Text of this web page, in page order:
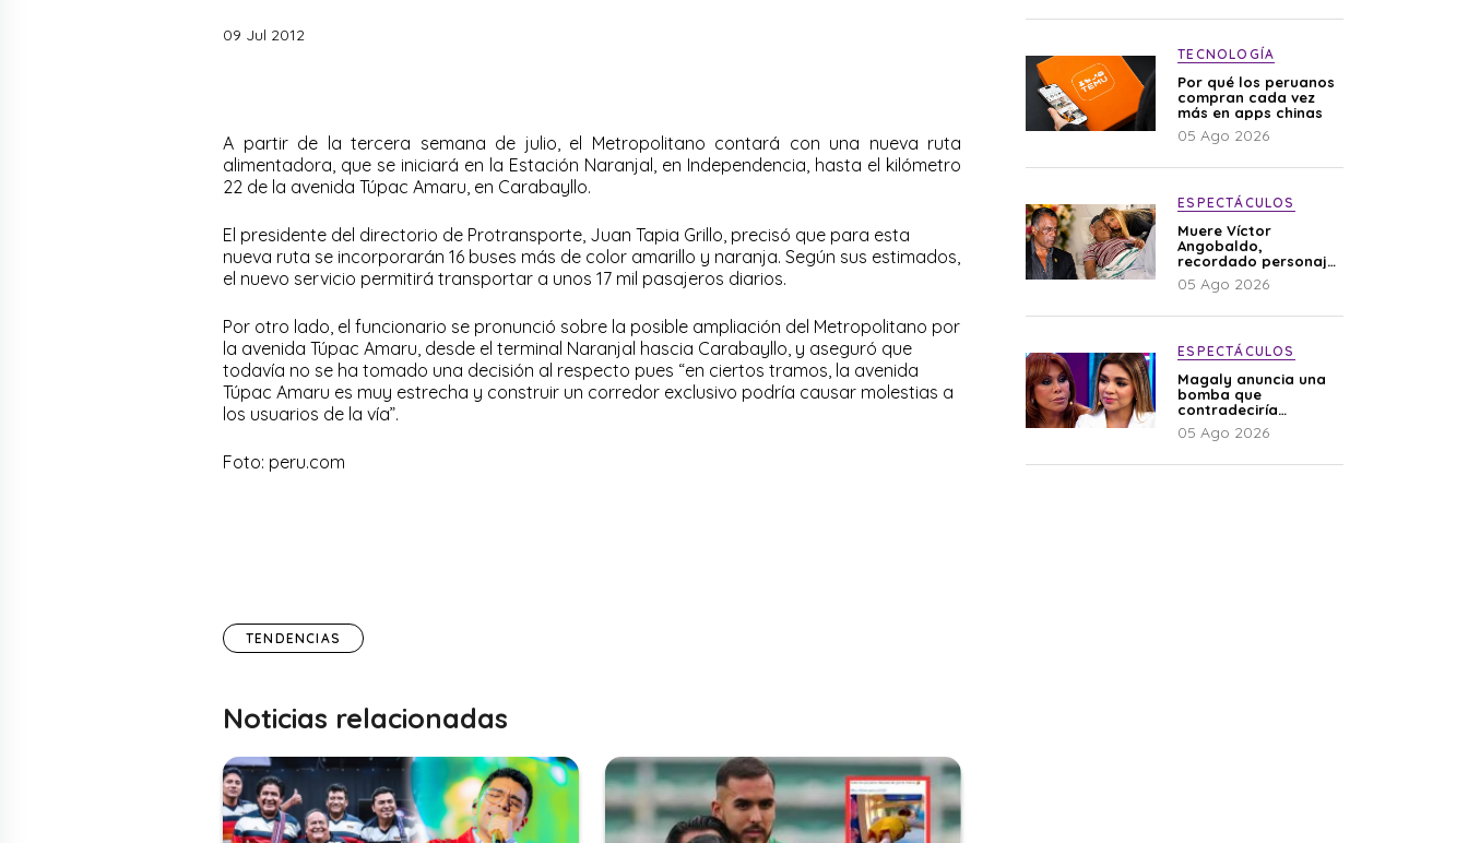
09 Jul 2012
A partir de la tercera semana de julio, el Metropolitano contará con una nueva ruta
alimentadora, que se iniciará en la Estación Naranjal, en Independencia, hasta el kilómetro
22 de la avenida Túpac Amaru, en Carabayllo.
El presidente del directorio de Protransporte, Juan Tapia Grillo, precisó que para esta
nueva ruta se incorporarán 16 buses más de color amarillo y naranja. Según sus estimados,
el nuevo servicio permitirá transportar a unos 17 mil pasajeros diarios.
Por otro lado, el funcionario se pronunció sobre la posible ampliación del Metropolitano por
la avenida Túpac Amaru, desde el terminal Naranjal hascia Carabayllo, y aseguró que
todavía no se ha tomado una decisión al respecto pues “en ciertos tramos, la avenida
Túpac Amaru es muy estrecha y construir un corredor exclusivo podría causar molestias a
los usuarios de la vía”.
Foto: peru.com
TENDENCIAS
Noticias relacionadas
TECNOLOGÍA
Por qué los peruanos
compran cada vez
más en apps chinas
05 Ago 2026
ESPECTÁCULOS
Muere Víctor
Angobaldo,
recordado personaje
de la farándula y
expareja de Shirley
05 Ago 2026
ESPECTÁCULOS
Magaly anuncia una
bomba que
contradeciría
comunicado de La
Bella Luz: “Hay un
05 Ago 2026